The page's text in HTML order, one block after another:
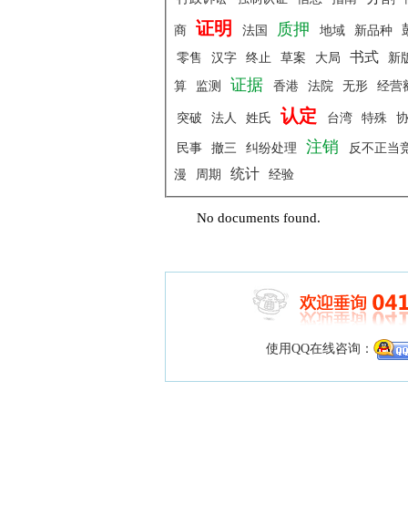
商 证明 法国 质押 地域 新品种
零售 汉字 终止 草案 大局 书式 新
算 监测 证据 香港 法院 无形 经营
突破 法人 姓氏 认定 台湾 特殊
民事 撤三 纠纷处理 注销
反不正当
漫
周期 统计 经验
No documents found.
使用QQ在线咨询：